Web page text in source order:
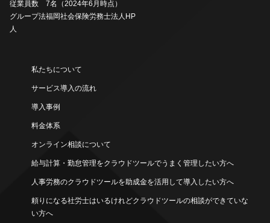
従業員数
7名（2024年6月時点）
グループ法
人
福岡社会保険労務士法人HP
私たちについて
サービス導入の流れ
導入事例
料金体系
オンライン相談について
給与計算・勤怠管理をクラウドツールでうまく管理したい方へ
人事労務のクラウドツールを助成金を活用して導入したい方へ
頼りになる社労士はいるけれどクラウドツールの相談ができていな
い方へ